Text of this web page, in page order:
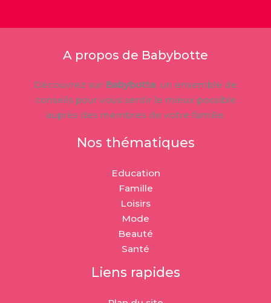
A propos de Babybotte
Découvrez sur Babybotte, un ensemble de
conseils pour vous sentir le mieux possible
auprès des membres de votre famille.
Nos thématiques
Education
Famille
Loisirs
Mode
Beauté
Santé
Liens rapides